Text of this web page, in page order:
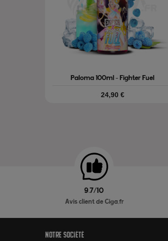
Paloma 100ml - Fighter Fuel
Prix
24,90 €
9.7/10
Avis client de Ciga.fr
Notre société